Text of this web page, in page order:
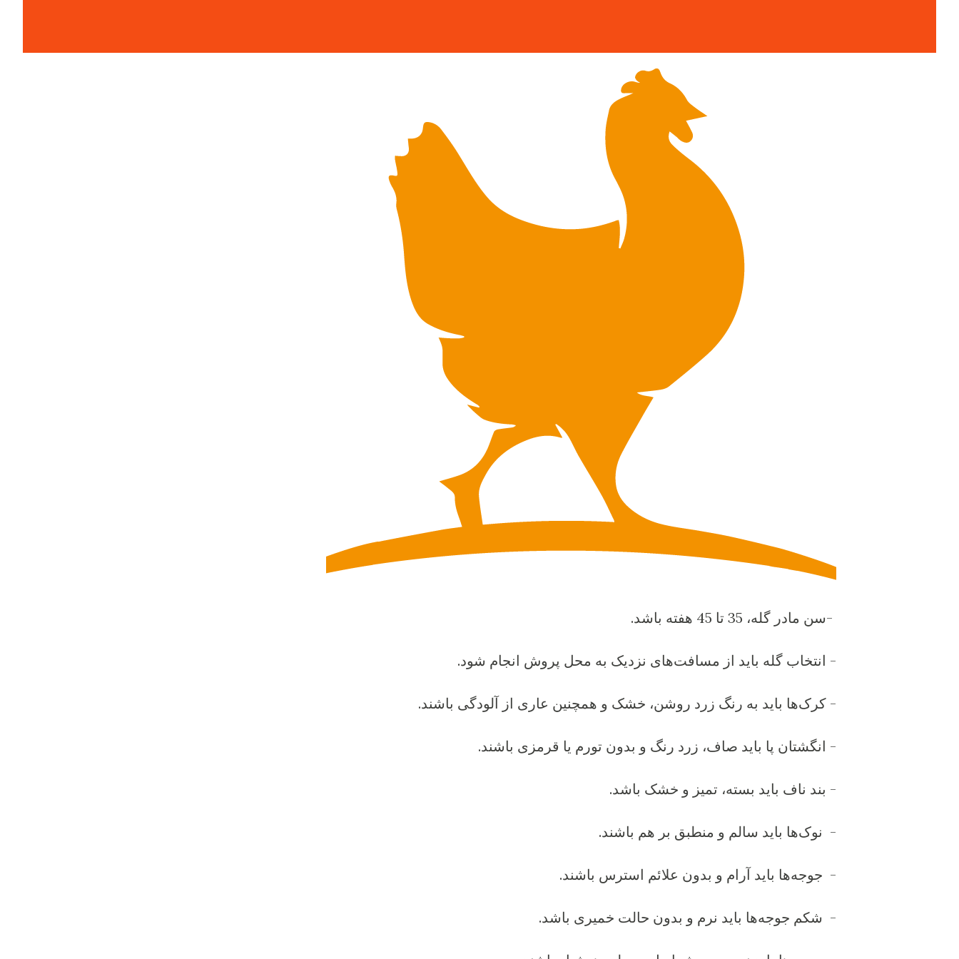
-سن مادر گله، 35 تا 45 هفته باشد.
- انتخاب گله باید از مسافت‌های نزدیک به محل پروش انجام شود.
- کرک‌ها باید به رنگ زرد روشن، خشک و همچنین عاری از آلودگی باشند.
- انگشتان پا باید صاف، زرد رنگ و بدون تورم یا قرمزی باشند.
- بند ناف باید بسته، تمیز و خشک باشد.
- نوک‌ها باید سالم و منطبق بر هم باشند.
- جوجه‌ها باید آرام و بدون علائم استرس باشند.
- شکم جوجه‌ها باید نرم و بدون حالت خمیری باشد.